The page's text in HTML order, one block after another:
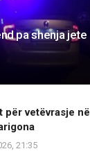
pa shenja jete
për vetëvrasje në
21:35